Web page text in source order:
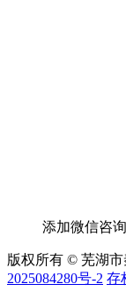
添加微信咨询
版权所有 © 芜湖
2025084280号-2 存